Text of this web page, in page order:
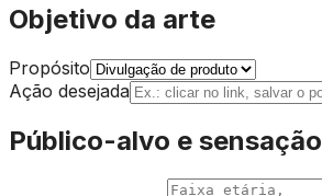
Objetivo da arte
Propósito
Ação desejada
Público-alvo e sensação